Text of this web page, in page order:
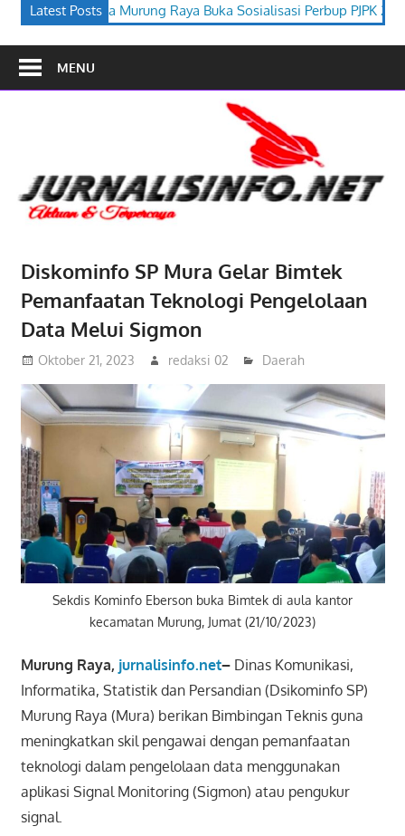
Latest Posts
Buka Sosialisasi Perbup PJPK 2026–2030 Festival Budaya
MENU
Diskominfo SP Mura Gelar Bimtek
Pemanfaatan Teknologi Pengelolaan
Data Melui Sigmon
Oktober 21, 2023 redaksi 02 Daerah
Sekdis Kominfo Eberson buka Bimtek di aula kantor
kecamatan Murung, Jumat (21/10/2023)
Murung Raya, jurnalisinfo.net–Dinas Komunikasi,
Informatika, Statistik dan Persandian (Dsikominfo SP)
Murung Raya (Mura) berikan Bimbingan Teknis guna
meningkatkan skil pengawai dengan pemanfaatan
teknologi dalam pengelolaan data menggunakan
aplikasi Signal Monitoring (Sigmon) atau pengukur
signal.